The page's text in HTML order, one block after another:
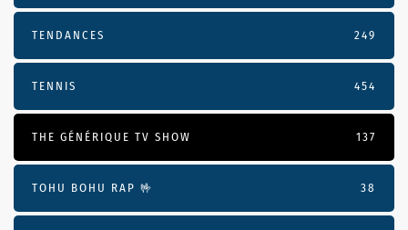
TENDANCES 249
TENNIS 454
THE GÉNÉRIQUE TV SHOW 137
TOHU BOHU RAP 🤟 38